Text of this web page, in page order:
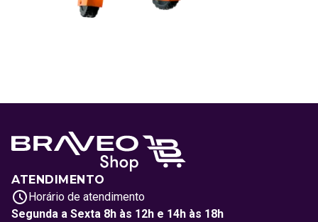
ATENDIMENTO
Horário de atendimento
Segunda a Sexta 8h às 12h e 14h às 18h